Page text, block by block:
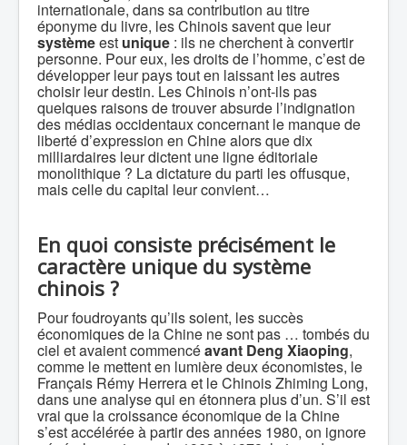
internationale, dans sa contribution au titre
éponyme du livre, les Chinois savent que leur
systèmeest unique : ils ne cherchent à convertir
personne. Pour eux, les droits de l’homme, c’est de
développer leur pays tout en laissant les autres
choisir leur destin. Les Chinois n’ont-ils pas
quelques raisons de trouver absurde l’indignation
des médias occidentaux concernant le manque de
liberté d’expression en Chine alors que dix
milliardaires leur dictent une ligne éditoriale
monolithique ? La dictature du parti les offusque,
mais celle du capital leur convient…
En quoi consiste précisément le
caractère unique du système
chinois ?
Pour foudroyants qu’ils soient, les succès
économiques de la Chine ne sont pas … tombés du
ciel et avaient commencéavant Deng Xiaoping,
comme le mettent en lumière deux économistes, le
Français Rémy Herrera et le Chinois Zhiming Long,
dans une analyse qui en étonnera plus d’un. S’il est
vrai que la croissance économique de la Chine
s’est accélérée à partir des années 1980, on ignore